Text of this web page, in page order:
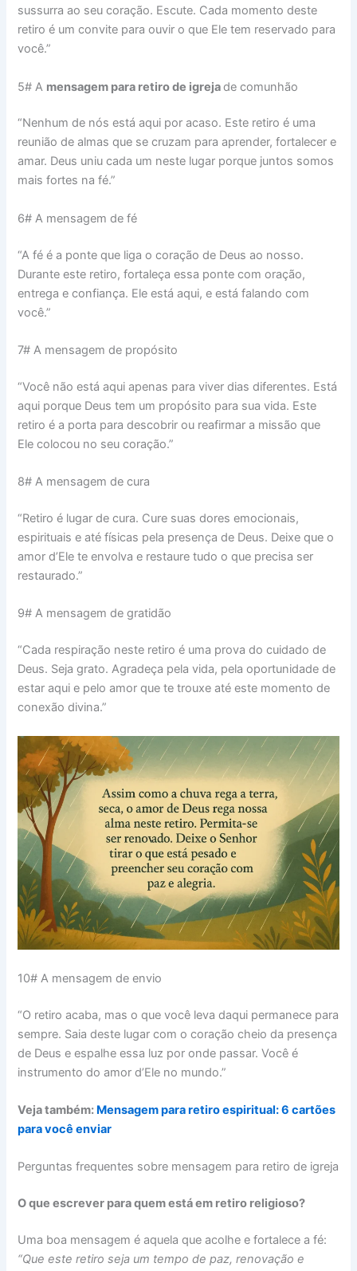
sussurra ao seu coração. Escute. Cada momento deste
retiro é um convite para ouvir o que Ele tem reservado para
você.”
5# A mensagem para retiro de igrejade comunhão
“Nenhum de nós está aqui por acaso. Este retiro é uma
reunião de almas que se cruzam para aprender, fortalecer e
amar. Deus uniu cada um neste lugar porque juntos somos
mais fortes na fé.”
6# A mensagem de fé
“A fé é a ponte que liga o coração de Deus ao nosso.
Durante este retiro, fortaleça essa ponte com oração,
entrega e confiança. Ele está aqui, e está falando com
você.”
7# A mensagem de propósito
“Você não está aqui apenas para viver dias diferentes. Está
aqui porque Deus tem um propósito para sua vida. Este
retiro é a porta para descobrir ou reafirmar a missão que
Ele colocou no seu coração.”
8# A mensagem de cura
“Retiro é lugar de cura. Cure suas dores emocionais,
espirituais e até físicas pela presença de Deus. Deixe que o
amor d’Ele te envolva e restaure tudo o que precisa ser
restaurado.”
9# A mensagem de gratidão
“Cada respiração neste retiro é uma prova do cuidado de
Deus. Seja grato. Agradeça pela vida, pela oportunidade de
estar aqui e pelo amor que te trouxe até este momento de
conexão divina.”
10# A mensagem de envio
“O retiro acaba, mas o que você leva daqui permanece para
sempre. Saia deste lugar com o coração cheio da presença
de Deus e espalhe essa luz por onde passar. Você é
instrumento do amor d’Ele no mundo.”
Veja também: Mensagem para retiro espiritual: 6 cartões
para você enviar
Perguntas frequentes sobre mensagem para retiro de igreja
O que escrever para quem está em retiro religioso?
Uma boa mensagem é aquela que acolhe e fortalece a fé:
“Que este retiro seja um tempo de paz, renovação e